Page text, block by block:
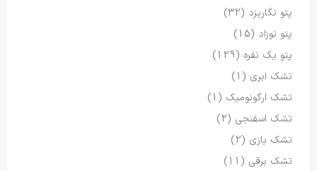
پتو نگاریزد (32)
پتو نوزاد (15)
پتو یک نفره (129)
تشک ابری (1)
تشک ارگونومیک (1)
تشک اسفنجی (2)
تشک بازی (2)
تشک برقی (11)